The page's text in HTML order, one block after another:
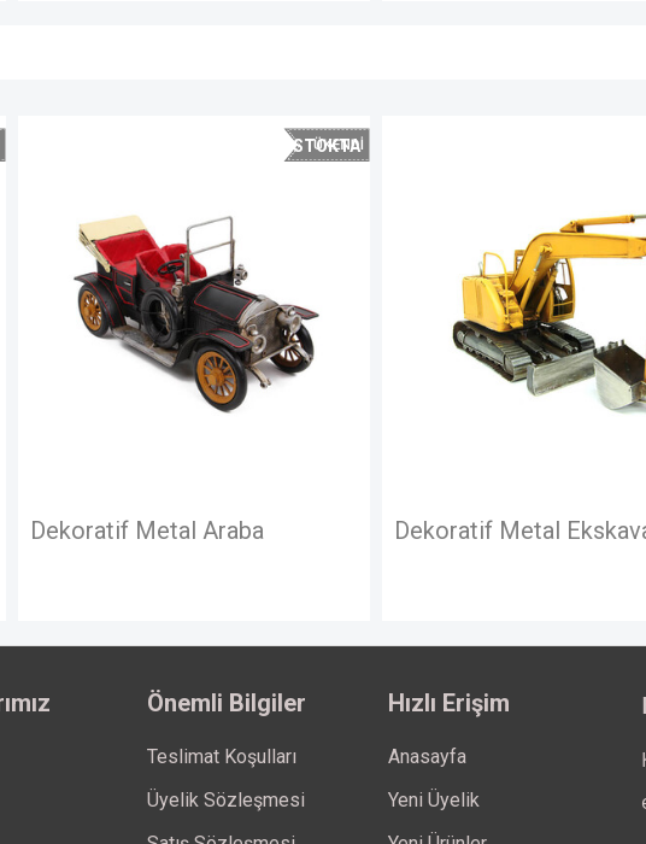
STOKTA
Dekoratif Metal Ekskavatör Dekoratif Metal Araba
Önemli Bilgiler
Teslimat Koşulları
Üyelik Sözleşmesi
Hızlı Erişim
Anasayfa
Yeni Üyelik